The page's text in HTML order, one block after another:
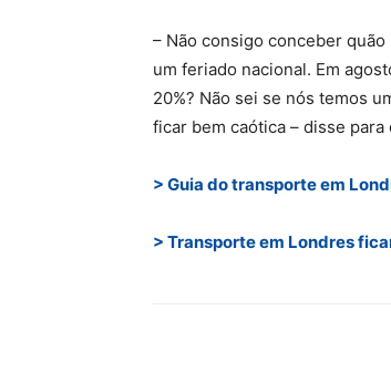
– Não consigo conceber
um feriado nacional. Em
20%? Não sei se nós temos
ficar bem caótica – disse para
> Guia do transporte em
> Transporte em Londres